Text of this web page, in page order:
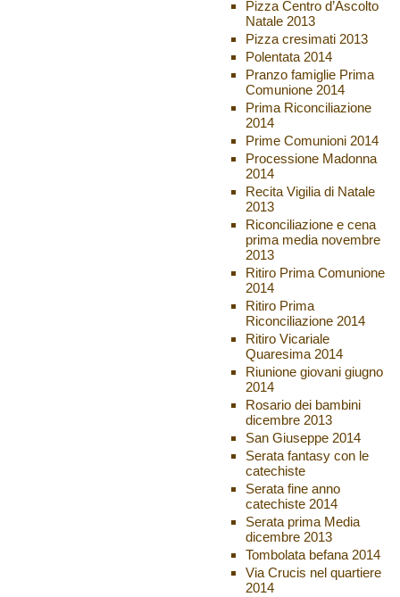
Pizza Centro d’Ascolto
Natale 2013
Pizza cresimati 2013
Polentata 2014
Pranzo famiglie Prima
Comunione 2014
Prima Riconciliazione
2014
Prime Comunioni 2014
Processione Madonna
2014
Recita Vigilia di Natale
2013
Riconciliazione e cena
prima media novembre
2013
Ritiro Prima Comunione
2014
Ritiro Prima
Riconciliazione 2014
Ritiro Vicariale
Quaresima 2014
Riunione giovani giugno
2014
Rosario dei bambini
dicembre 2013
San Giuseppe 2014
Serata fantasy con le
catechiste
Serata fine anno
catechiste 2014
Serata prima Media
dicembre 2013
Tombolata befana 2014
Via Crucis nel quartiere
2014